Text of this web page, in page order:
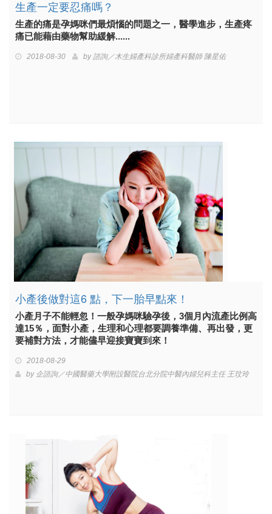
生產一定要忍痛嗎？
生產的痛是孕媽咪們最煩惱的問題之一，醫學進步，生產疼
痛已能藉由藥物幫助緩解......
2018-08-30 by諮詢／木生婦產科診所婦產科醫師 陳星佑
小產後做對這6 點，下一胎早點來！
小產月子不能輕忽！一般孕媽咪驗孕後，3個月內流產比例高
達15％，面對小產，生理和心理都要調養準備、再出發，更
要補對方法，才能儘早迎接寶寶到來！
2018-08-29
by 企諮詢／中國醫藥大學附設醫院台北分院中醫內婦兒科主任 王玟玲